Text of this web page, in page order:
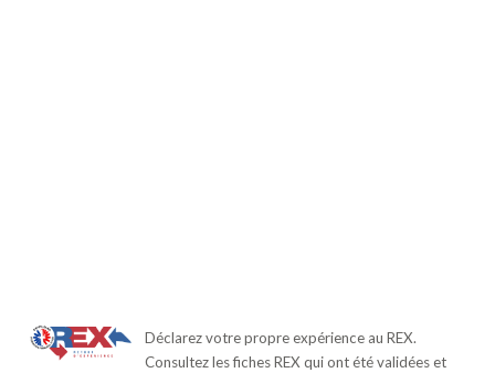
Déclarez votre propre expérience au REX.
Consultez les fiches REX qui ont été validées et